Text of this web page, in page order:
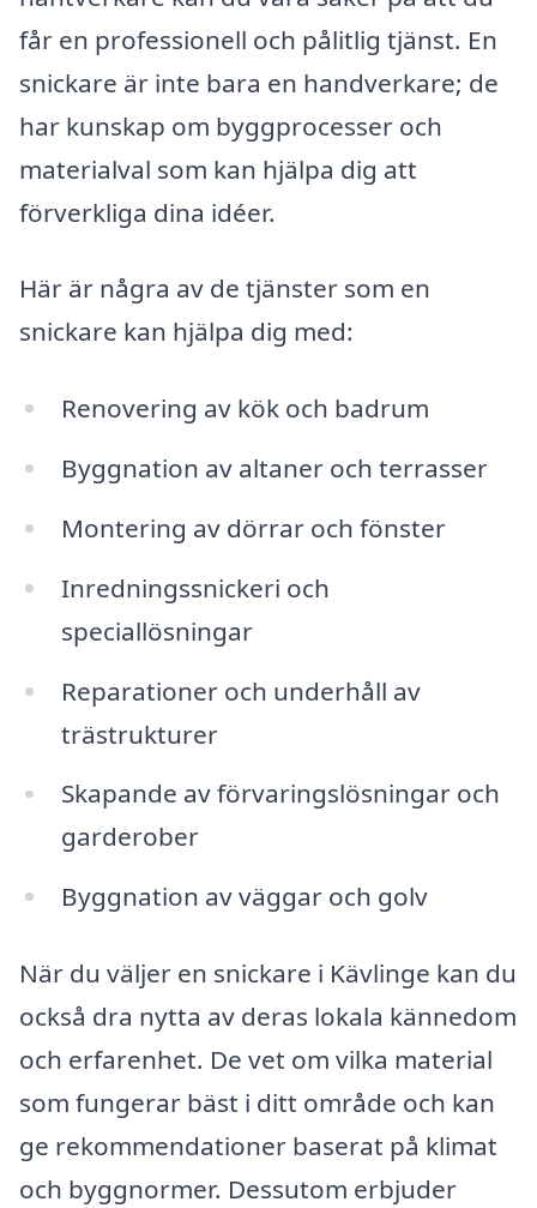
får en professionell och pålitlig tjänst. En
snickare är inte bara en handverkare; de
har kunskap om byggprocesser och
materialval som kan hjälpa dig att
förverkliga dina idéer.
Här är några av de tjänster som en
snickare kan hjälpa dig med:
Renovering av kök och badrum
Byggnation av altaner och terrasser
Montering av dörrar och fönster
Inredningssnickeri och
speciallösningar
Reparationer och underhåll av
trästrukturer
Skapande av förvaringslösningar och
garderober
Byggnation av väggar och golv
När du väljer en snickare i Kävlinge kan du
också dra nytta av deras lokala kännedom
och erfarenhet. De vet om vilka material
som fungerar bäst i ditt område och kan
ge rekommendationer baserat på klimat
och byggnormer. Dessutom erbjuder